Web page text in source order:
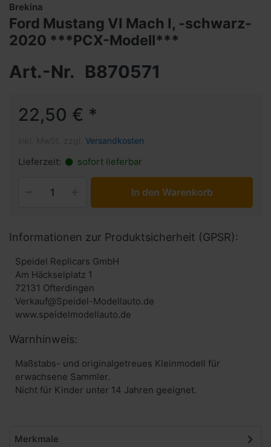
Brekina
Ford Mustang VI Mach I, -schwarz-
2020 ***PCX-Modell***
Art.-Nr. B870571
22,50 € *
Versandkosten
Lieferzeit: sofort lieferbar
In den Warenkorb
Informationen zur Produktsicherheit (GPSR):
Speidel Replicars GmbH
Am Häckselplatz 1
72131 Ofterdingen
Verkauf@Speidel-Modellauto.de
www.speidelmodellauto.de
Warnhinweis:
Maßstabs- und originalgetreues Kleinmodell für
erwachsene Sammler.
Nicht für Kinder unter 14 Jahren geeignet.
Merkmale